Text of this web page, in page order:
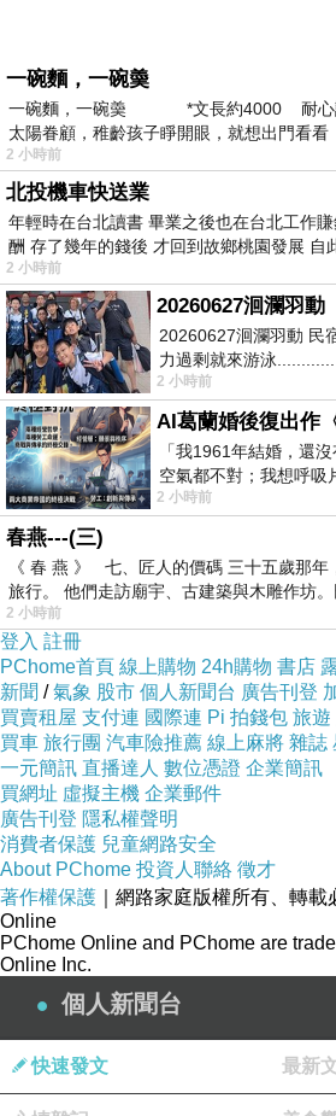
一碗麵，一碗羮
一碗麵，一碗羮 *文長約4000
太陽眷顧，稚齡孩子睜開眼，就想出門看看
2 小時前
北投機車快送業
年輕時在台北讀書 畢業之後也在台北工作
酬 存了幾年的錢後 才回到故鄉桃園發展 自
2 小時前
20260627洄瀾羽動
20260627洄瀾羽動 民
力過剩就來游泳
磨............ 晚餐不必
2 小時前
「我1961年結婚，還
空氣都不對；我想呼吸
試試看……拍了〈教我
2 小時前
春燕---(三)
《 春 燕 》 七、匠人的價碼 三十五歲那年
旅行。 他們走訪廟宇、古建築與木雕作坊。
2 小時前
登入 註冊
PChome首頁 線上購物 24h購物 書店
新聞 /氣象 股市 個人新聞台 廣告刊登
買賣租屋 支付連 國際連 Pi 拍錢包 旅遊
買車 旅行團 汽車險推薦 線上麻將 雜誌
一元簡訊 直播達人 數位憑證 企業簡訊
買網址 虛擬主機 企業郵件
廣告刊登 隱私權聲明
消費者保護 兒童網路安全
About PChome 投資人聯絡 徵才
著作權保護 ｜網路家庭版權所有、轉載
Online
PChome Online and PChome are
Online Inc.
個人新聞台
快速發文 最新